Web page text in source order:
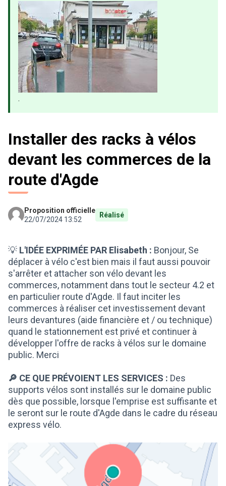
.
Installer des racks à vélos
devant les commerces de la
route d'Agde
Proposition officielle
22/07/2024 13:52
Réalisé
💡 L'IDÉE EXPRIMÉE PAR Elisabeth : Bonjour, Se
déplacer à vélo c'est bien mais il faut aussi pouvoir
s'arrêter et attacher son vélo devant les
commerces, notamment dans tout le secteur 4.2 et
en particulier route d'Agde. Il faut inciter les
commerces à réaliser cet investissement devant
leurs devantures (aide financière et / ou technique)
quand le stationnement est privé et continuer à
développer l'offre de racks à vélos sur le domaine
public. Merci
🔎 CE QUE PRÉVOIENT LES SERVICES : Des
supports vélos sont installés sur le domaine public
dès que possible, lorsque l'emprise est suffisante et
le seront sur le route d'Agde dans le cadre du réseau
express vélo.